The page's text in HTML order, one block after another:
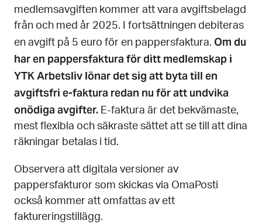
medlemsavgiften kommer att vara avgiftsbelagd
från och med år 2025. I fortsättningen debiteras
en avgift på 5 euro för en pappersfaktura. Om du
har en pappersfaktura för ditt medlemskap i
YTK Arbetsliv lönar det sig att byta till en
avgiftsfri e-faktura redan nu för att undvika
onödiga avgifter. E-faktura är det bekvämaste,
mest flexibla och säkraste sättet att se till att dina
räkningar betalas i tid.
Observera att digitala versioner av
pappersfakturor som skickas via OmaPosti
också kommer att omfattas av ett
faktureringstillägg.